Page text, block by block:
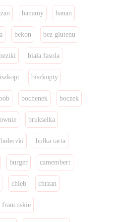
banamy banan
bekon bez glutenu
biała fasola
biszkopty
bochenek boczek
brukselka
bułeczki bułka tarta
burger camembert
chleb chrzan
francuskie